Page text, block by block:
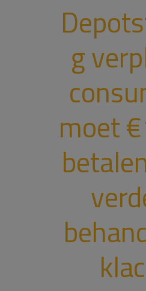
g
moet